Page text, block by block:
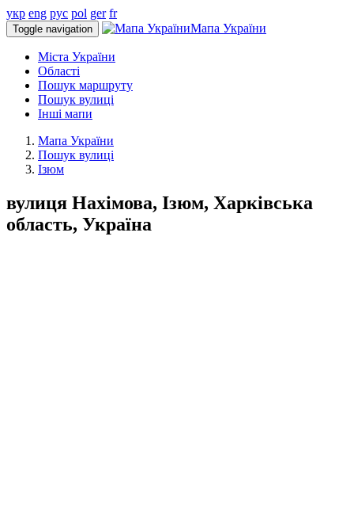
укр eng рус pol ger fr
Toggle navigation Мапа України
Міста України
Області
Пошук маршруту
Пошук вулиці
Інші мапи
Мапа України
Пошук вулиці
Ізюм
вулиця Нахімова, Ізюм, Харківська
область, Україна